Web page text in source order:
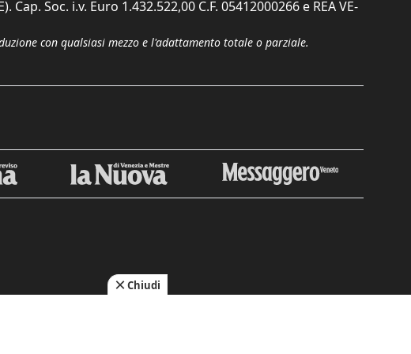
Soc. i.v. Euro 1.432.522,00 C.F. 05412000266 e REA VE-
con qualsiasi mezzo e l'adattamento totale o parziale.
Chiudi